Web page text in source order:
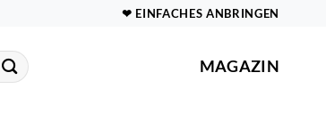
❤ EINFACHES ANBRINGEN
MAGAZIN